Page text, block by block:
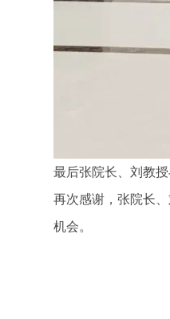
最后张院长、刘教
再次感谢，张院长
机会。